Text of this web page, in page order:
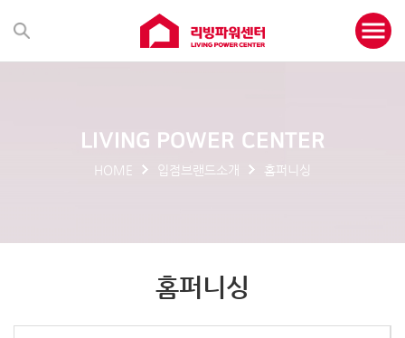
LIVING POWER CENTER
HOME 입점브랜드소개 홈퍼니싱
홈퍼니싱